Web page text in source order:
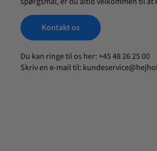
Kontakt os
Du kan ringe til os her: +45 48 26 25 00
Skriv en e-mail til: